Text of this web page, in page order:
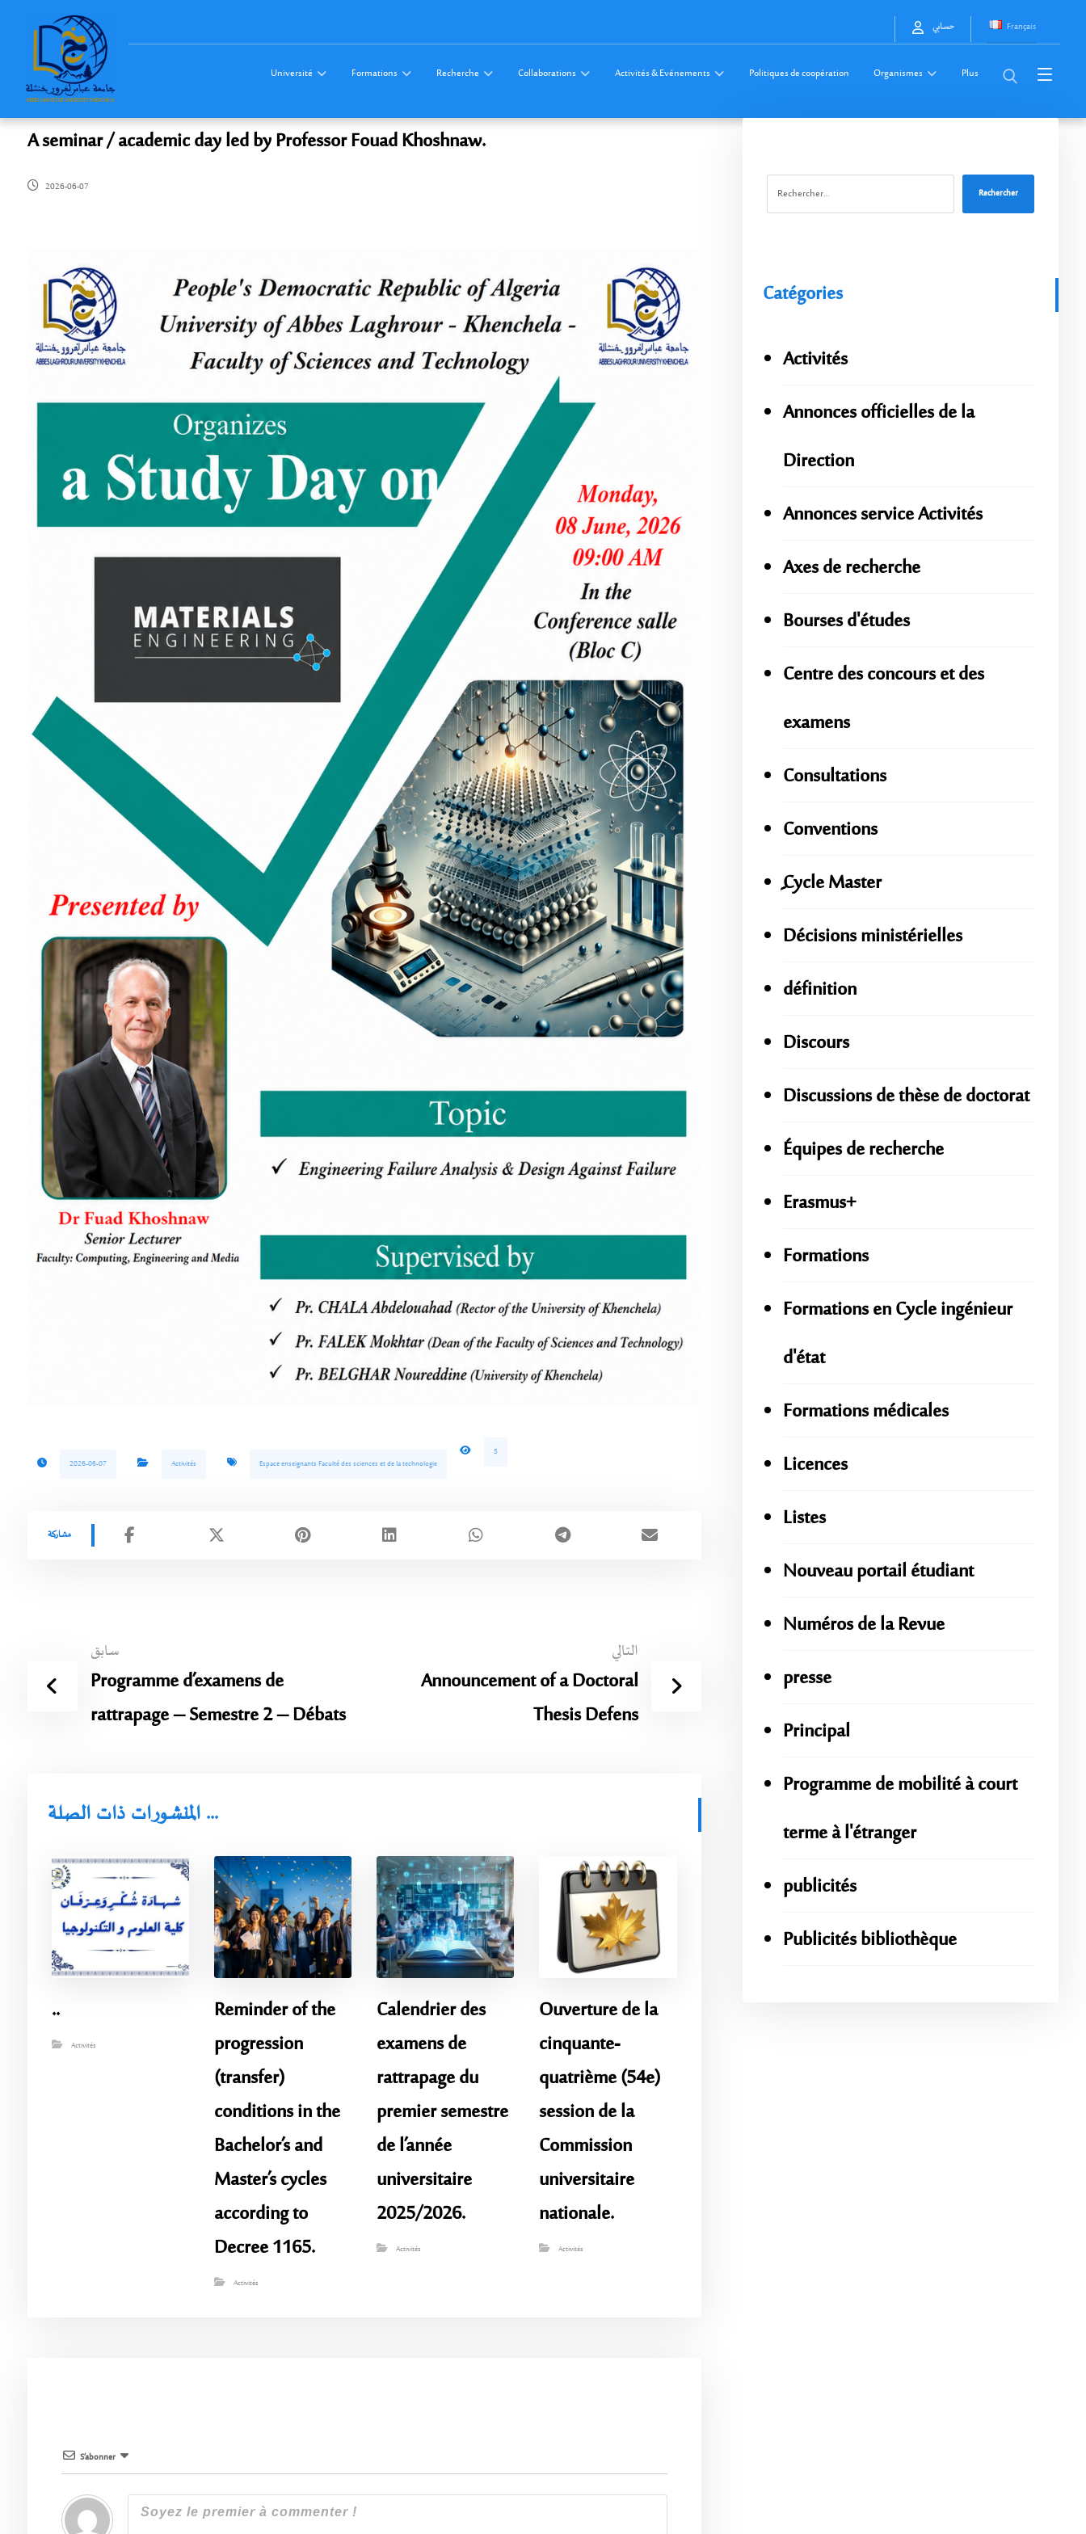
Français حسابي
Université Formations Recherche Collaborations Activités & Evénements Politiques de coopération Organismes Plus
A seminar / academic day led by Professor Fouad Khoshnaw.
2026-06-07
2026-06-07 Activités Espace enseignants Faculté des sciences et de la technologie
5
سابق
Programme d’examens de
rattrapage – Semestre 2 – Débats
التالي
Announcement of a Doctoral
Thesis Defens
المنشورات ذات الصلة ...
..
Activités
Reminder of the
progression
(transfer)
conditions in the
Bachelor’s and
Master’s cycles
according to
Decree 1165.
Activités
Calendrier des
examens de
rattrapage du
premier semestre
de l’année
universitaire
2025/2026.
Activités
Ouverture de la
cinquante-
quatrième (54e)
session de la
Commission
universitaire
nationale.
Activités
S’abonner
Rechercher
Catégories
Activités
Annonces officielles de la
Direction
Annonces service Activités
Axes de recherche
Bourses d'études
Centre des concours et des
examens
Consultations
Conventions
ِِِCycle Master
Décisions ministérielles
définition
Discours
Discussions de thèse de doctorat
Équipes de recherche
Erasmus+
Formations
Formations en Cycle ingénieur
d'état
Formations médicales
Licences
Listes
Nouveau portail étudiant
Numéros de la Revue
presse
Principal
Programme de mobilité à court
terme à l'étranger
publicités
Publicités bibliothèque